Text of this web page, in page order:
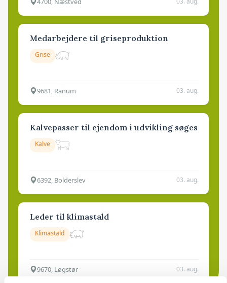
Medarbejdere til griseproduktion
Grise
9681, Ranum 03. aug.
Kalvepasser til ejendom i udvikling søges
Kalve
6392, Bolderslev 03. aug.
Leder til klimastald
Klimastald
9670, Løgstør 03. aug.